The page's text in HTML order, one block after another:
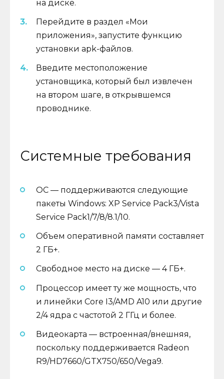
на диске.
Перейдите в раздел «Мои
приложения», запустите функцию
установки apk-файлов.
Введите местоположение
установщика, который был извлечен
на втором шаге, в открывшемся
проводнике.
Системные требования
ОС — поддерживаются следующие
пакеты Windows: XP Service Pack3/Vista
Service Pack1/7/8/8.1/10.
Объем оперативной памяти составляет
2 ГБ+.
Свободное место на диске — 4 ГБ+.
Процессор имеет ту же мощность, что
и линейки Core I3/AMD A10 или другие
2/4 ядра с частотой 2 ГГц и более.
Видеокарта — встроенная/внешняя,
поскольку поддерживается Radeon
R9/HD7660/GTX750/650/Vega9.